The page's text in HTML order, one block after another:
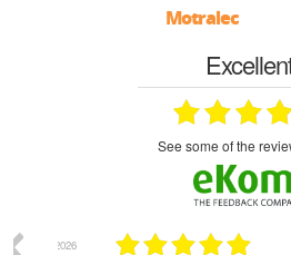
Motralec
see some of the